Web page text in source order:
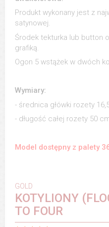
Produkt wykonany jest z
satynowej.
Środek tekturka lub button
grafiką.
Ogon 5 wstążek w dwóch
Wymiary:
- średnica główki rozety
- długość całej rozety 50
Model dostępny z palety
GOLD
KOTYLIONY
TO FOUR